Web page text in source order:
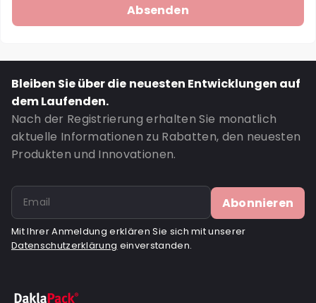
Bleiben Sie über die neuesten Entwicklungen auf
dem Laufenden.
Nach der Registrierung erhalten Sie monatlich
aktuelle Informationen zu Rabatten, den neuesten
Produkten und Innovationen.
Abonnieren
Mit Ihrer Anmeldung erklären Sie sich mit unserer
Datenschutzerklärung einverstanden.